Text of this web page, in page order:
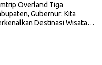
Overland Tiga
Gubernur: Kita
Destinasi Wisata